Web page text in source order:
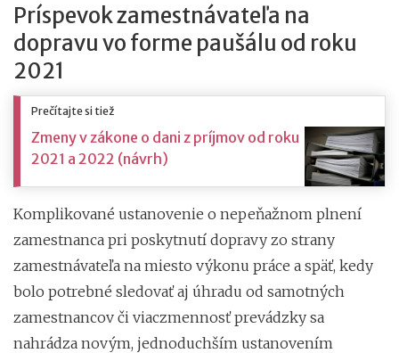
Príspevok zamestnávateľa na
dopravu vo forme paušálu od roku
2021
Prečítajte si tiež
Zmeny v zákone o dani z príjmov od roku
2021 a 2022 (návrh)
Komplikované ustanovenie o nepeňažnom plnení
zamestnanca pri poskytnutí dopravy zo strany
zamestnávateľa na miesto výkonu práce a späť, kedy
bolo potrebné sledovať aj úhradu od samotných
zamestnancov či viaczmennosť prevádzky sa
nahrádza novým, jednoduchším ustanovením